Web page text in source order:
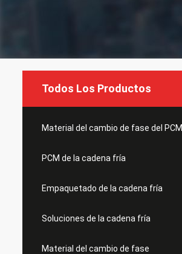
Todos Los Productos
Material del cambio de fase del PCM
PCM de la cadena fría
Empaquetado de la cadena fría
Soluciones de la cadena fría
Material del cambio de fase